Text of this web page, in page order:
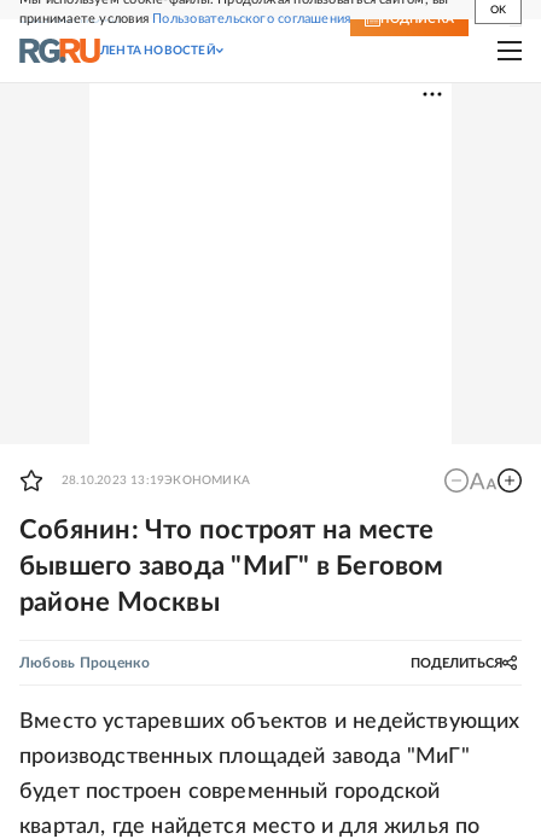
принимаете условия Пользовательского соглашения
OK
СВЕЖИЙ НОМЕР ПОДПИСКА
ЛЕНТА НОВОСТЕЙ
28.10.2023 13:19ЭКОНОМИКА
Собянин: Что построят на месте
бывшего завода "МиГ" в Беговом
районе Москвы
Любовь Проценко ПОДЕЛИТЬСЯ
Вместо устаревших объектов и недействующих
производственных площадей завода "МиГ"
будет построен современный городской
квартал, где найдется место и для жилья по